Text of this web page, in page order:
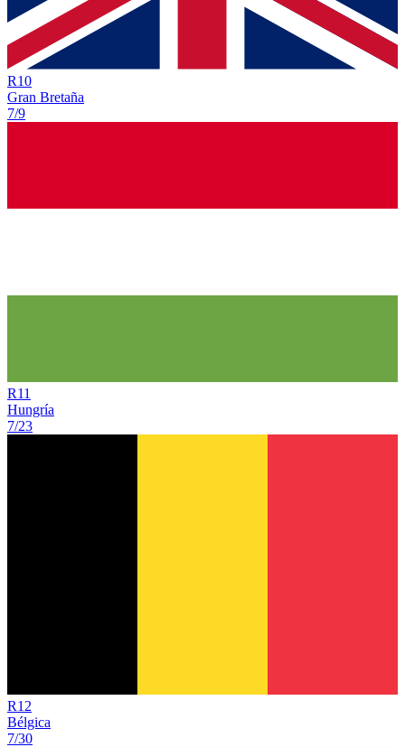
R10
Gran Bretaña
7/9
R11
Hungría
7/23
R12
Bélgica
7/30